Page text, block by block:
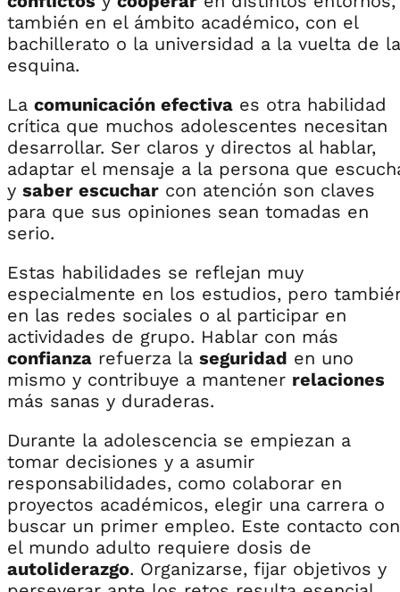
también en el ámbito académico, con el
bachillerato o la universidad a la vuelta de la
esquina.
La comunicación efectiva es otra habilidad
crítica que muchos adolescentes necesitan
desarrollar. Ser claros y directos al hablar,
adaptar el mensaje a la persona que
y saber escuchar con atención son claves
para que sus opiniones sean tomadas en
serio.
Estas habilidades se reflejan muy
especialmente en los estudios, pero
en las redes sociales o al participar en
actividades de grupo. Hablar con más
confianza refuerza la seguridad en uno
mismo y contribuye a mantener relaciones
más sanas y duraderas.
Durante la adolescencia se empiezan a
tomar decisiones y a asumir
responsabilidades, como colaborar en
proyectos académicos, elegir una carrera o
buscar un primer empleo. Este contacto con
el mundo adulto requiere dosis de
autoliderazgo. Organizarse, fijar objetivos y